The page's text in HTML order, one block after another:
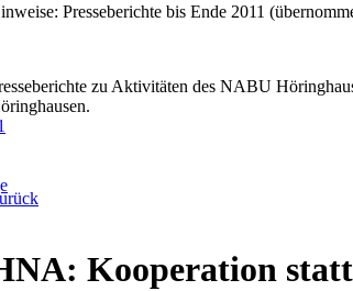
Presseberichte bis Ende 2011
zu Aktivitäten des NABU
Kooperation